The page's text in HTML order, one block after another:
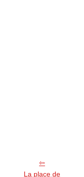
La place de